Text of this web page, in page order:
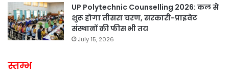
UP Polytechnic Counselling 2026: कल से
शुरू होगा तीसरा चरण, सरकारी-प्राइवेट
संस्थानों की फीस भी तय
July 15, 2026
स्तम्भ